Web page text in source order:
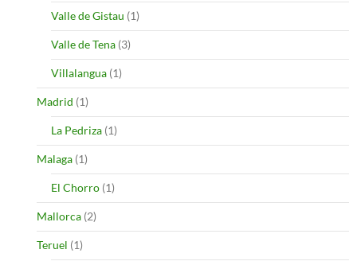
Valle de Gistau (1)
Valle de Tena (3)
Villalangua (1)
Madrid (1)
La Pedriza (1)
Malaga (1)
El Chorro (1)
Mallorca (2)
Teruel (1)